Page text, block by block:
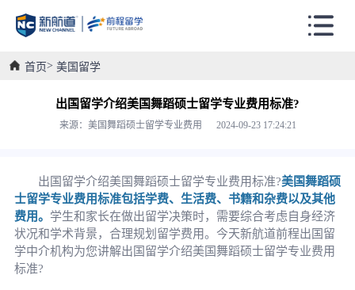
首页 美国留学
出国留学介绍美国舞蹈硕士留学专业费用标准?
来源：美国舞蹈硕士留学专业费用 2024-09-23 17:24:21
出国留学介绍美国舞蹈硕士留学专业费用标准?美国舞蹈硕
士留学专业费用标准包括学费、生活费、书籍和杂费以及其他
费用。 学生和家长在做出留学决策时，需要综合考虑自身经济
状况和学术背景，合理规划留学费用。今天新航道前程出国留
学中介机构为您讲解出国留学介绍美国舞蹈硕士留学专业费用
标准?